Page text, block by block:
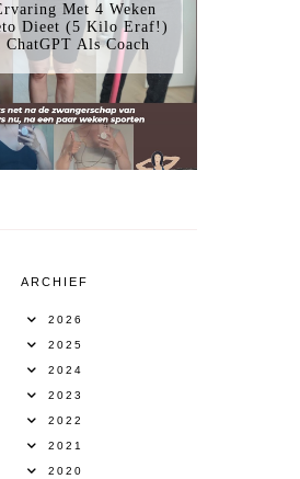
Met 4 Weken
Dieet (5 Kilo Eraf!)
ChatGPT Als Coach
ARCHIEF
2026
2025
2024
2023
2022
2021
2020